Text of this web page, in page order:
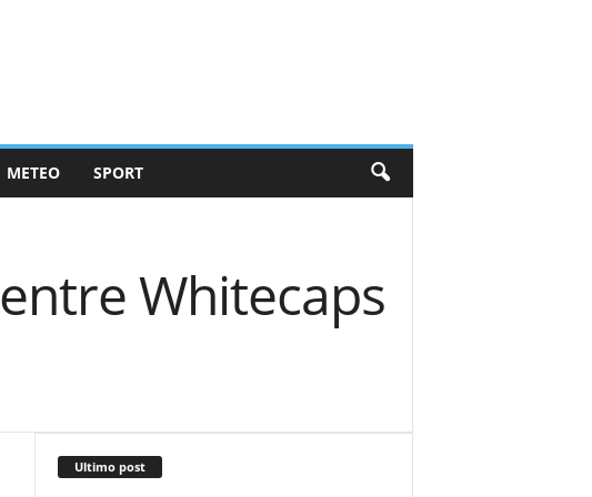
METEO SPORT
Whitecaps
Ultimo post